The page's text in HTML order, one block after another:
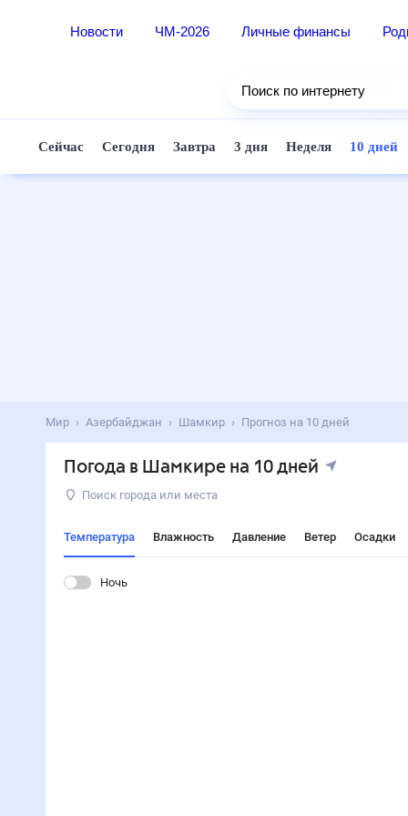
Новости ЧМ-2026 Личные финансы
Поиск по интернету
Сейчас Сегодня Завтра 3 дня Неделя 10
Мир Азербайджан Шамкир Прогноз на 10 дней
Погода в Шамкире на 10 дней
Поиск города или места
Температура Влажность Давление Ветер Осадки
Ночь